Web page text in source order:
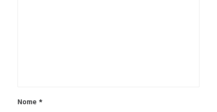
Nome *